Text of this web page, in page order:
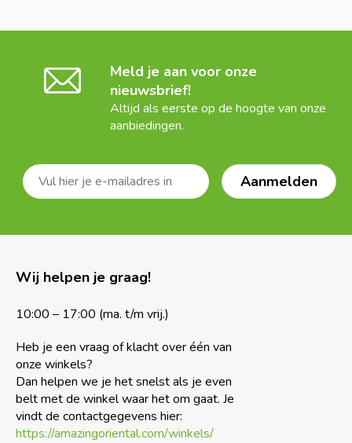
Meld je aan voor onze
nieuwsbrief!
Altijd als eerste op de hoogte van onze
aanbiedingen.
Wij helpen je graag!
10:00 – 17:00 (ma. t/m vrij.)
Heb je een vraag of klacht over één van
onze winkels?
Dan helpen we je het snelst als je even
belt met de winkel waar het om gaat. Je
vindt de contactgegevens hier:
https://amazingoriental.com/winkels/